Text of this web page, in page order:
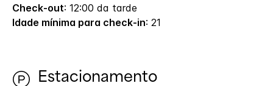
Check-out: 12:00 da tarde
Idade mínima para check-in: 21
Estacionamento